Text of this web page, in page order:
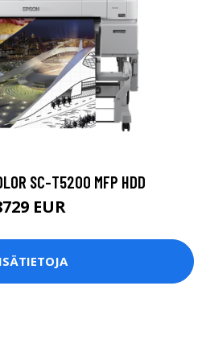
SC-T5200 MFP HDD
EUR